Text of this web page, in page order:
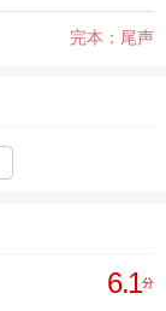
完本：尾声
6.1分